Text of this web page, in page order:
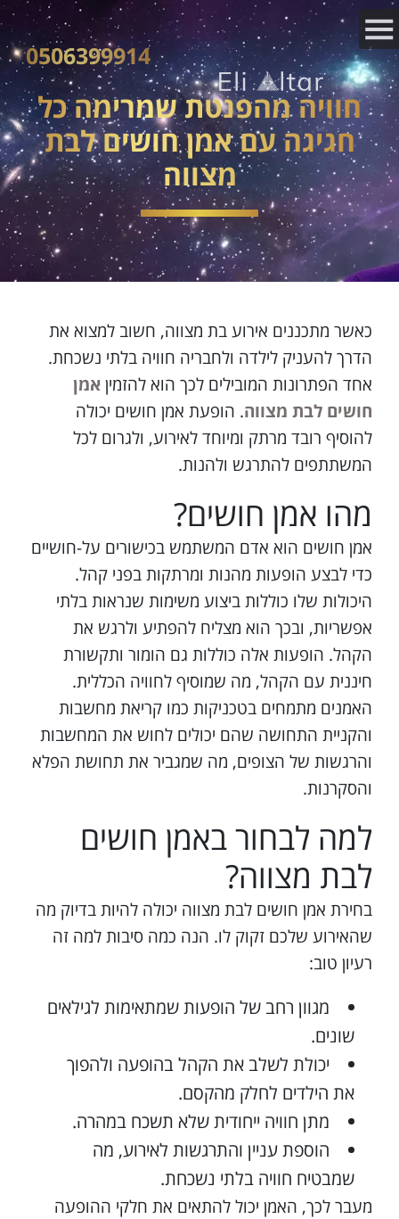
0506399914
חוויה מהפנטת שמרימה כל
חגיגה עם אמן חושים לבת
מצווה
כאשר מתכננים אירוע בת מצווה, חשוב למצוא את
הדרך להעניק לילדה ולחבריה חוויה בלתי נשכחת.
אחד הפתרונות המובילים לכך הוא להזמיןאמן
חושים לבת מצווה. הופעת אמן חושים יכולה
להוסיף רובד מרתק ומיוחד לאירוע, ולגרום לכל
המשתתפים להתרגש ולהנות.
מהו אמן חושים?
אמן חושים הוא אדם המשתמש בכישורים על-חושיים
כדי לבצע הופעות מהנות ומרתקות בפני קהל.
היכולות שלו כוללות ביצוע משימות שנראות בלתי
אפשריות, ובכך הוא מצליח להפתיע ולרגש את
הקהל. הופעות אלה כוללות גם הומור ותקשורת
חיננית עם הקהל, מה שמוסיף לחוויה הכללית.
האמנים מתמחים בטכניקות כמו קריאת מחשבות
והקניית התחושה שהם יכולים לחוש את המחשבות
והרגשות של הצופים, מה שמגביר את תחושת הפלא
והסקרנות.
למה לבחור באמן חושים
לבת מצווה?
בחירת אמן חושים לבת מצווה יכולה להיות בדיוק מה
שהאירוע שלכם זקוק לו. הנה כמה סיבות למה זה
רעיון טוב:
מגוון רחב של הופעות שמתאימות לגילאים
שונים.
יכולת לשלב את הקהל בהופעה ולהפוך
את הילדים לחלק מהקסם.
מתן חוויה ייחודית שלא תשכח במהרה.
הוספת עניין והתרגשות לאירוע, מה
שמבטיח חוויה בלתי נשכחת.
מעבר לכך, האמן יכול להתאים את חלקי ההופעה